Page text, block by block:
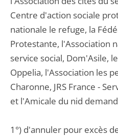
Centre d'action sociale
nationale le refuge, la
Protestante, l'Association
service social, Dom'Asile,
Oppelia, l'Association les
Charonne, JRS France -
et l'Amicale du nid
1°) d'annuler pour excès